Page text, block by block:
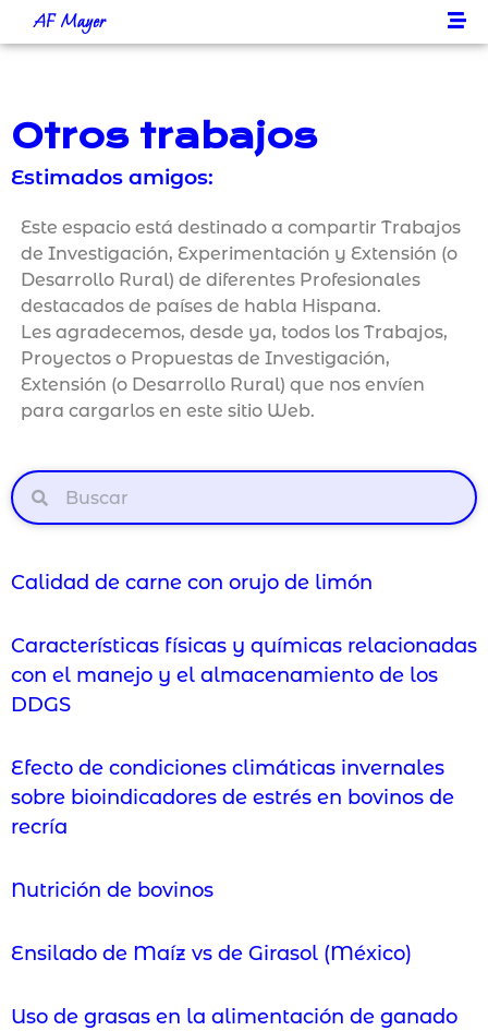
AF Mayer
Otros trabajos
Estimados amigos:
Este espacio está destinado a compartir Trabajos
de Investigación, Experimentación y Extensión (o
Desarrollo Rural) de diferentes Profesionales
destacados de países de habla Hispana.
Les agradecemos, desde ya, todos los Trabajos,
Proyectos o Propuestas de Investigación,
Extensión (o Desarrollo Rural) que nos envíen
para cargarlos en este sitio Web.
Calidad de carne con orujo de limón
Características físicas y químicas relacionadas
con el manejo y el almacenamiento de los
DDGS
Efecto de condiciones climáticas invernales
sobre bioindicadores de estrés en bovinos de
recría
Nutrición de bovinos
Ensilado de Maíz vs de Girasol (México)
Uso de grasas en la alimentación de ganado